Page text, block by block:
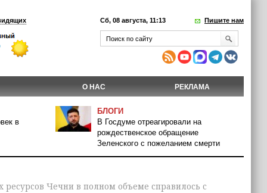
Сб, 08 августа, 11:13 Пишите нам
О НАС РЕКЛАМА
в
БЛОГИ
В Госдуме отреагировали на
рождественское обращение
Зеленского с пожеланием смерти
Чечни в полном объеме справилось с